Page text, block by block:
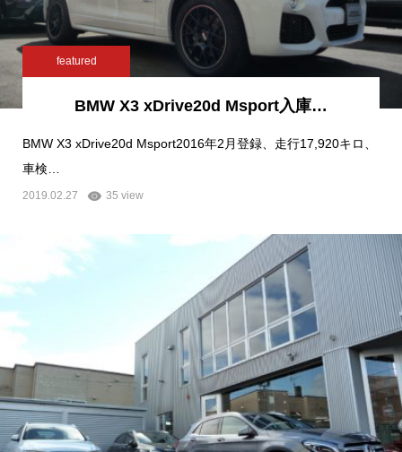
featured
BMW X3 xDrive20d Msport入庫…
BMW X3 xDrive20d Msport2016年2月登録、走行17,920キロ、
車検…
2019.02.27 35 view